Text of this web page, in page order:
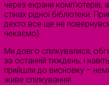
через екрани комп’ютерів,
стінах рідної бібліотеки.
дехто все ще не
чекаємо).
Ми довго спілкувалися,
за останній тиждень, і
прийшли до висновку –
живе спілкування!